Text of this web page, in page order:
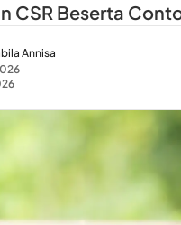
CSR Beserta
Annisa